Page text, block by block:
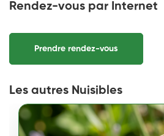
Rendez-vous par Internet
Prendre rendez-vous
Les autres Nuisibles